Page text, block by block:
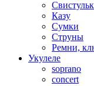
Казу
Сумки
Струны
Ремни,
Укулеле
soprano
concert